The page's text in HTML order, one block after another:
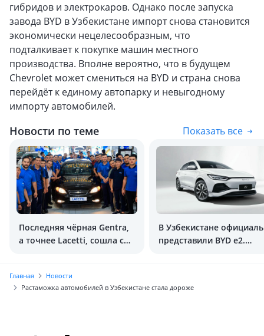
гибридов и электрокаров. Однако после запуска
завода BYD в Узбекистане импорт снова становится
экономически нецелесообразным, что
подталкивает к покупке машин местного
производства. Вполне вероятно, что в будущем
Chevrolet может смениться на BYD и страна снова
перейдёт к единому автопарку и невыгодному
импорту автомобилей.
Новости по теме Показать все
Последняя чёрная Gentra,
а точнее Lacetti, сошла с
В Узбекистане
представили BYD e2.
Главная
Новости
Растаможка автомобилей в Узбекистане стала дороже